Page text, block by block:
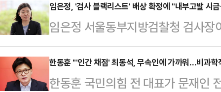
에 따르면 엘레오노라 인카르도나
스타디움에서 열린 PSG와 바이에
착용했다.공개된 사진에 따르면 인
트와 브라톱 차림(사진 왼쪽)으로
셜미디어(SNS)에 공유돼 화제를
임은정, '검사 블랙리스트' 배상 확정에 "내부고발 시
임은정 서울동부지방검찰청 검사
랙리스트'에 올라 불이익을 받았다
데 대해 "내부고발자에게 시금석이
따르면 임 지검장은 전날 사회관계
한동훈 "'인간 채점' 최동석, 무속인에 가까워…비과학
한동훈 국민의힘 전 대표가 문재인